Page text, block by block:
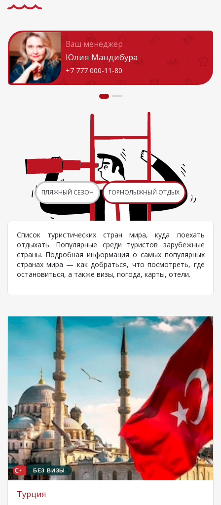
Список туристических стран мира, куда поехать
отдыхать. Популярные среди туристов зарубежные
страны. Подробная информация о самых популярных
странах мира — как добраться, что посмотреть, где
остановиться, а также визы, погода, карты, отели.
БЕЗ ВИЗЫ
Турция
Ваш менеджер
Юлия Мандибура
+7 777 000-11-80
ПЛЯЖНЫЙ СЕЗОН ГОРНОЛЫЖНЫЙ ОТДЫХ